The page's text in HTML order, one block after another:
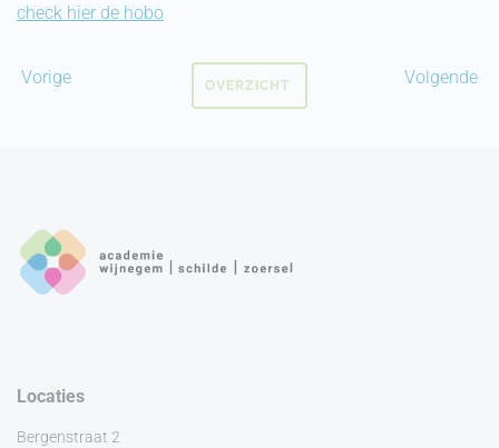
check hier de hobo
Vorige Volgende
OVERZICHT
Locaties
Bergenstraat 2